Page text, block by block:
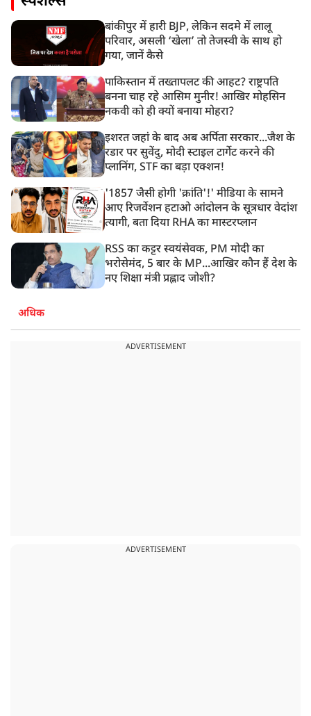
बांकीपुर में हारी BJP, लेकिन सदमे में लालू
परिवार, असली ‘खेला’ तो तेजस्वी के साथ हो
गया, जानें कैसे
पाकिस्तान में तख्तापलट की आहट? राष्ट्रपति
बनना चाह रहे आसिम मुनीर! आखिर मोहसिन
नकवी को ही क्यों बनाया मोहरा?
इशरत जहां के बाद अब अर्पिता सरकार...जैश के
रडार पर सुवेंदु, मोदी स्टाइल टार्गेट करने की
प्लानिंग, STF का बड़ा एक्शन!
'1857 जैसी होगी 'क्रांति'!' मीडिया के सामने
आए रिजर्वेशन हटाओ आंदोलन के सूत्रधार वेदांश
त्यागी, बता दिया RHA का मास्टरप्लान
RSS का कट्टर स्वयंसेवक, PM मोदी का
भरोसेमंद, 5 बार के MP...आखिर कौन हैं देश के
नए शिक्षा मंत्री प्रह्लाद जोशी?
अधिक
ADVERTISEMENT
ADVERTISEMENT